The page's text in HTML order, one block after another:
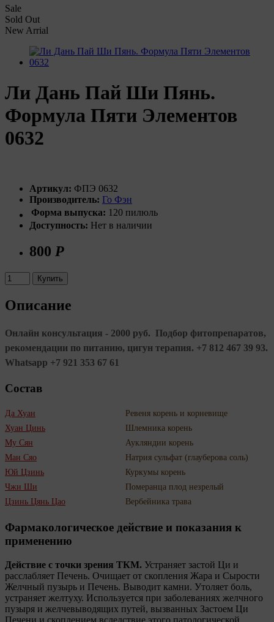
Sale
Sold Out
New Arrial
Ли Дань Пай Ши Пянь.
Формула Пяти Элементов
0632
Артикул: ФПЭ 0632
Производитель: Го Фэн
Форма выпуска: 120 пилюль
Доступность: Нет в наличии
800 Р
Купить
Описание
Онлайн консультация - 2000 руб. Подбор фитопрепаратов,
рекомендации по питанию, цигун терапия. +7 812 467 39 93.
Whatsapp +7 921 353 67 61
Состав
Да Хуан
Ревеня корень и корневище
Хуан Цинь
Шлемника корень
Му Сян
Аукляндии корень
Ман Сяо
Натрия сульфат (глауберова соль)
Юй Цзинь
Куркумы корень
Чжи Ши
Померанца плод незрелый
Цзинь Цянь Цао
Вербейника трава
Фармакологическое действие и показания к
применению
Действие с точки зрения ТКМ. Устраняет застой Ци и
расслабляет Печень. Очищает от скопления Жара и Сырости
Желчный пузырь и Печень. Выводит камни. Утоляет боль,
устраняет желтуху. Используется при заболеваниях желчного
пузыря и желчевыводящих путей, вызванных Застоем Ци
Печени и скоплением вследствие этого патологической